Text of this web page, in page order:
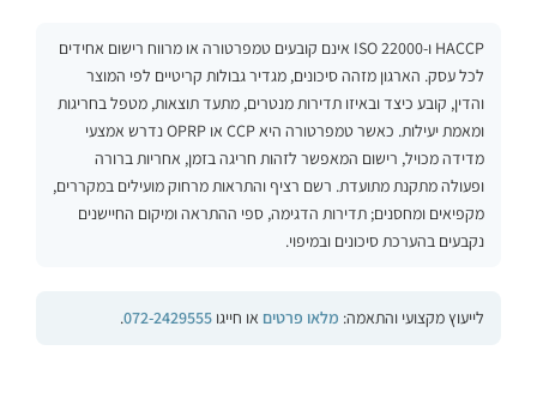
HACCP ו-ISO 22000 אינם קובעים טמפרטורה או מרווח רישום אחידים
לכל עסק. הארגון מזהה סיכונים, מגדיר גבולות קריטיים לפי המוצר
והדין, קובע כיצד ובאיזו תדירות מנטרים, מתעד תוצאות, מטפל בחריגות
ומאמת יעילות. כאשר טמפרטורה היא CCP או OPRP נדרש אמצעי
מדידה מכויל, רישום המאפשר לזהות חריגה בזמן, אחריות ברורה
ופעולה מתקנת מתועדת. רשם רציף והתראות מרחוק מועילים במקררים,
מקפיאים ומחסנים; תדירות הדגימה, ספי ההתראה ומיקום החיישנים
נקבעים בהערכת סיכונים ובמיפוי.
לייעוץ מקצועי והתאמה:מלאו פרטיםאו חייגו072-2429555
.